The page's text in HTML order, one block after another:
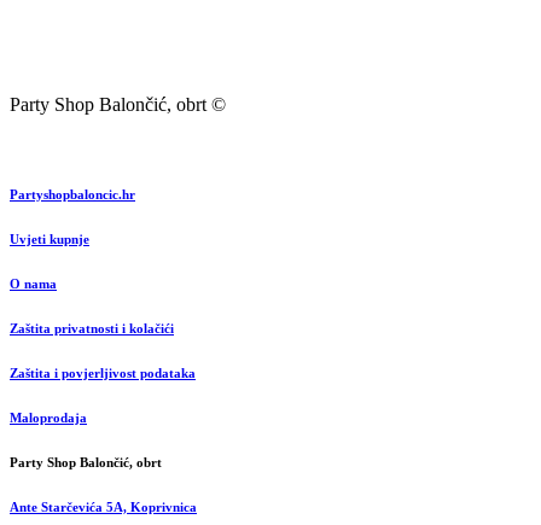
Party Shop Balončić, obrt ©
Partyshopbaloncic.hr
Uvjeti kupnje
O nama
Zaštita privatnosti i kolačići
Zaštita i povjerljivost podataka
Maloprodaja
Party Shop Balončić, obrt
Ante Starčevića 5A, Koprivnica